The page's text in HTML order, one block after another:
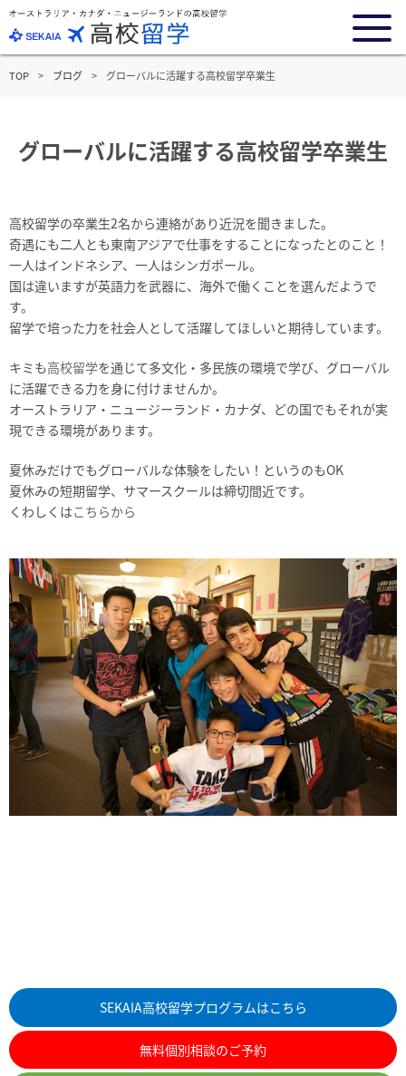
TOP ブログ グローバルに活躍する高校留学卒業生
グローバルに活躍する高校留学卒業生
高校留学の卒業生2名から連絡があり近況を聞きました。
奇遇にも二人とも東南アジアで仕事をすることになったとのこと！
一人はインドネシア、一人はシンガポール。
国は違いますが英語力を武器に、海外で働くことを選んだようで
す。
留学で培った力を社会人として活躍してほしいと期待しています。
キミも高校留学を通じて多文化・多民族の環境で学び、グローバル
に活躍できる力を身に付けませんか。
オーストラリア・ニュージーランド・カナダ、どの国でもそれが実
現できる環境があります。
夏休みだけでもグローバルな体験をしたい！というのもOK
夏休みの短期留学、サマースクールは締切間近です。
くわしくはこちらから
SEKAIA高校留学プログラムはこちら
無料個別相談のご予約